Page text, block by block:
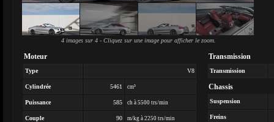
4 images sur 4 - Cliquez sur une image pour afficher le zoom.
Moteur
Type V8
Cylindrée 5461 cm³
Puissance 585 ch à 5500 trs/min
Couple 90 m/kg à 2250 trs/min
Transmission
Transmission
Chassis
Suspension
Freins